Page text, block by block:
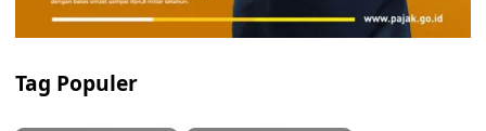
Tag Populer